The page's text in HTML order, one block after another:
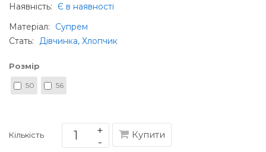
Наявність:
Є в наявності
Матеріал:
Супрем
Стать: Дівчинка, Хлопчик
Розмір
50 56
Кількість Купити